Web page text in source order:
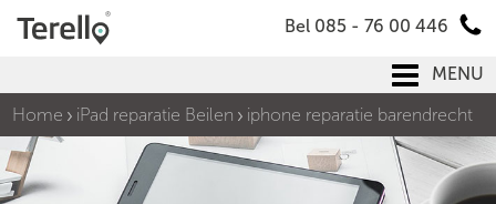
Bel 085 - 76 00 446
MENU
Home
iPad reparatie Beilen iphone reparatie barendrecht